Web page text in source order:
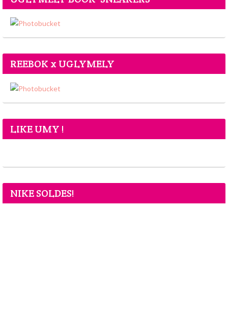
REEBOK x UGLYMELY
LIKE UMY !
NIKE SOLDES!